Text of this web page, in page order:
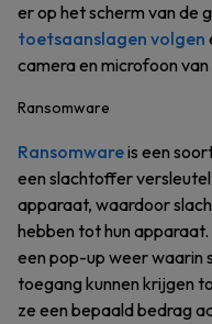
er op het scherm van de
toetsaanslagen volgen
camera en microfoon
Ransomware
Ransomwareis een
een slachtoffer
apparaat, waardoor
hebben tot hun
een pop-up weer
toegang kunnen krijgen
ze een bepaald bedrag